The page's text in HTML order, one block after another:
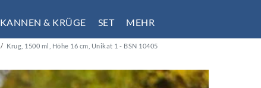
KANNEN & KRÜGE SET MEHR
Krug, 1500 ml, Höhe 16 cm, Unikat 1 - BSN 10405